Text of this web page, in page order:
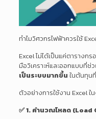
ทำไมวิศวกรไฟฟ้าควรใช้
Excel ไม่ได้เป็นแค่ตารางก
มือวิเคราะห์และออกแบบที่ช่
เป็นระบบมากขึ้น ในต้นทุน
ตัวอย่างการใช้งาน Excel ใ
✅ 1. คำนวณโหลด